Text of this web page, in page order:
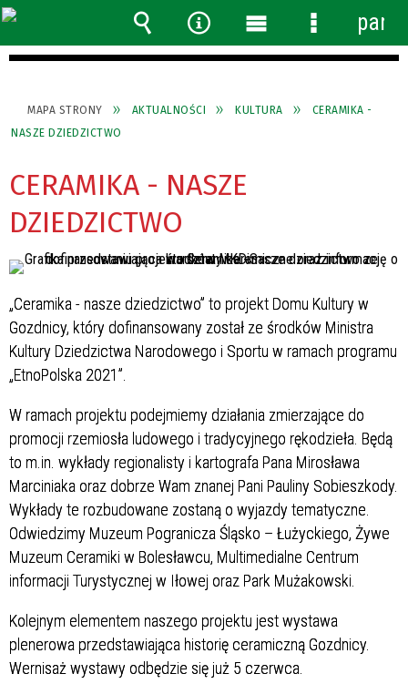
MAPA STRONY AKTUALNOŚCI KULTURA
CERAMIKA -
NASZE DZIEDZICTWO
CERAMIKA - NASZE
DZIEDZICTWO
„Ceramika - nasze dziedzictwo” to projekt Domu Kultury w
Gozdnicy, który dofinansowany został ze środków Ministra
Kultury Dziedzictwa Narodowego i Sportu w ramach programu
„EtnoPolska 2021”.
W ramach projektu podejmiemy działania zmierzające do
promocji rzemiosła ludowego i tradycyjnego rękodzieła. Będą
to m.in. wykłady regionalisty i kartografa Pana Mirosława
Marciniaka oraz dobrze Wam znanej Pani Pauliny Sobieszkody.
Wykłady te rozbudowane zostaną o wyjazdy tematyczne.
Odwiedzimy Muzeum Pogranicza Śląsko – Łużyckiego, Żywe
Muzeum Ceramiki w Bolesławcu, Multimedialne Centrum
informacji Turystycznej w Iłowej oraz Park Mużakowski.
Kolejnym elementem naszego projektu jest wystawa
plenerowa przedstawiająca historię ceramiczną Gozdnicy.
Wernisaż wystawy odbędzie się już 5 czerwca.
Wyszukiwarka
Narzędzia
Menu Menu
panel